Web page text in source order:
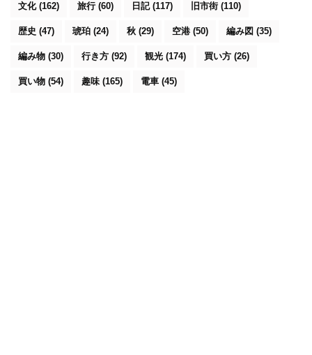
文化(162) 旅行 (60) 日記(117) 旧市街 (110)
歴史 (47) 琥珀 (24) 秋 (29) 空港 (50) 編み図 (35)
編み物 (30) 行き方 (92) 観光 (174) 買い方 (26)
買い物 (54) 趣味(165) 電車 (45)